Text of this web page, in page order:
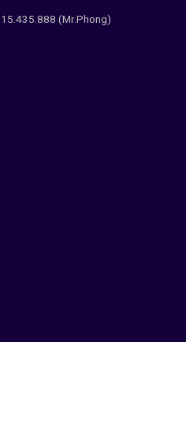
(Mr.Phong)